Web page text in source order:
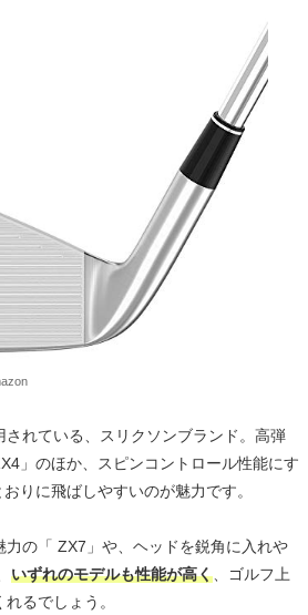
されている、スリクソンブランド。高弾
」のほか、スピンコントロール性能にす
りに飛ばしやすいのが魅力です。
の「 ZX7」や、ヘッドを鋭角に入れや
いずれのモデルも性能が高く、ゴルフ上
るでしょう。